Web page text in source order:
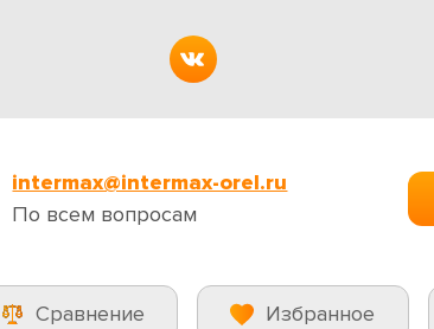
intermax@intermax-orel.ru
По всем вопросам
Сравнение Избранное